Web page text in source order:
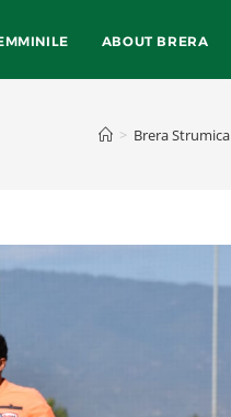
ABOUT BRERA
> Brera Strumica